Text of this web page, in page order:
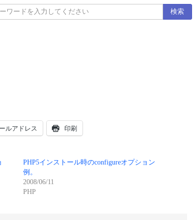
検索
ルアドレス 印刷
PHP5インストール時のconfigureオプション
例。
2008/06/11
PHP